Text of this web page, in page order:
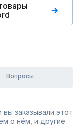
Вопросы
вы заказывали этот
о нём, и другие